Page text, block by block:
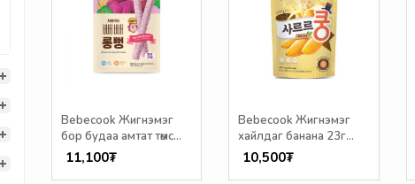
Bebecook Жигнэмэг
бор будаа амтат төмс
30г /7+ сар/
11,100₮
Bebecook Жигнэмэг
хайлдаг банана 23г
/12+ сар/
10,500₮